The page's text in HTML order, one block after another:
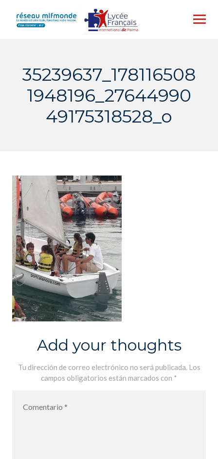
content
35239637_178116508
1948196_27644990
49175318528_o
Add your thoughts
Tu dirección de correo electrónico no será publicada. Los
campos obligatorios están marcados con *